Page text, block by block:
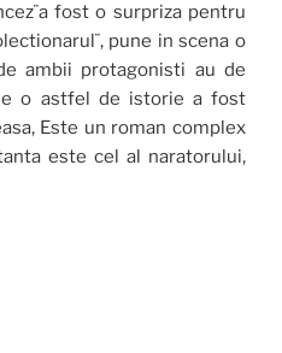
fost o surpriza pentru
pune in scena o
ambii protagonisti au de
o astfel de istorie a fost
Este un roman complex
este cel al naratorului,